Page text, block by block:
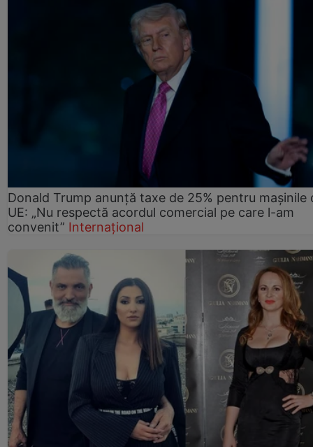
Donald Trump anunță taxe de 25% pentru mașinile
UE: „Nu respectă acordul comercial pe care l-am
convenit” Internațional